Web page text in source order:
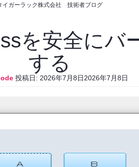
イガーラック株式会社 技術者ブログ
を安全にバ
する
投稿日: 2026年7月8日2026年7月8日